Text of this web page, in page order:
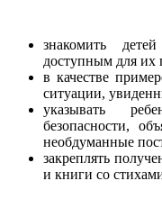
знакомить
доступным для их
в качестве
ситуации,
указывать
безопасности,
необдуманные
закреплять
и книги со